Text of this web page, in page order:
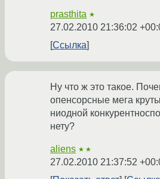
prasthita ★
27.02.2010 21:36:02
Ссылка
Ну что ж это такое.
опенсорсные мега
ниодной
нету?
aliens ★★
27.02.2010 21:37:52